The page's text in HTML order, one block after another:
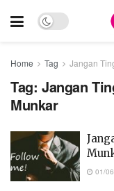
Home Tag Jangan
Tag: Jangan
Munkar
01/